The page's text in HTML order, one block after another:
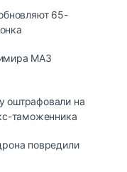
65-
МАЗ
оштрафовали на
таможенника
повредили